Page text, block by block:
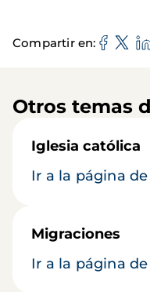
Compartir en
Otros temas
Iglesia católica
Ir a la página
Migraciones
Ir a la página